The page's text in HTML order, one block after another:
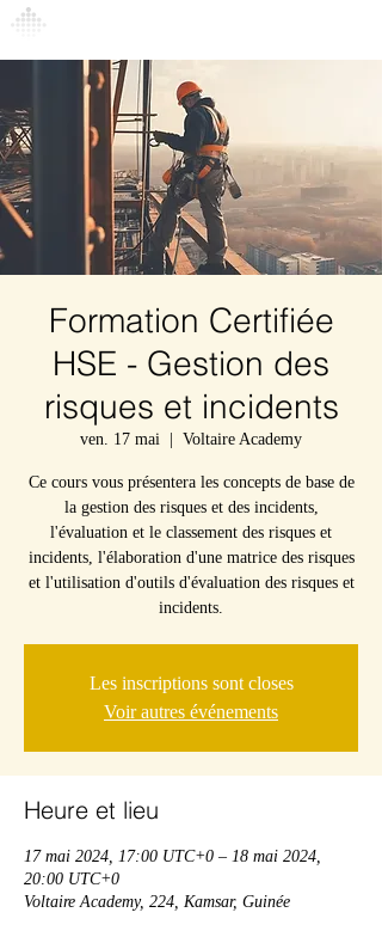
Formation Certifiée
HSE - Gestion des
risques et incidents
ven. 17 mai Voltaire Academy
Ce cours vous présentera les concepts de base de
la gestion des risques et des incidents,
l'évaluation et le classement des risques et
incidents, l'élaboration d'une matrice des risques
et l'utilisation d'outils d'évaluation des risques et
incidents.
Les inscriptions sont closes
Voir autres événements
Heure et lieu
17 mai 2024, 17:00 UTC+0 – 18 mai 2024,
20:00 UTC+0
Voltaire Academy, 224, Kamsar, Guinée